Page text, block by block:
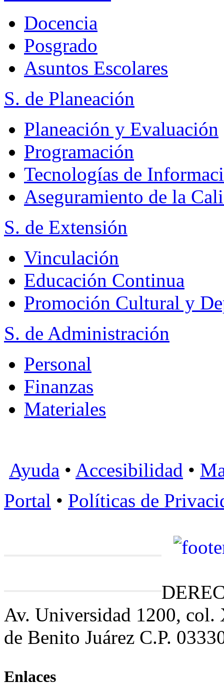
Docencia
Posgrado
Asuntos Escolares
S. de Planeación
Planeación y Evaluación
Programación
Tecnologías de
Aseguramiento de la
S. de Extensión
Vinculación
Educación Continua
Promoción Cultural y
S. de Administración
Personal
Finanzas
Materiales
Ayuda • Accesibilidad •
Portal • Políticas de
Av. Universidad 1200,
de Benito Juárez C.P.
Enlaces